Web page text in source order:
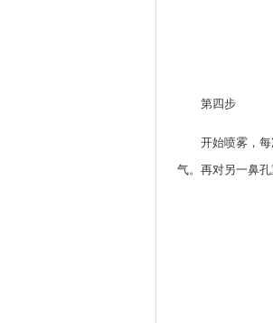
第四步
开始喷雾，
气。再对另一鼻孔